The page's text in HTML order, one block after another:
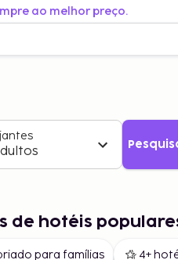
ao melhor preço.
de hotéis
para famílias 4+